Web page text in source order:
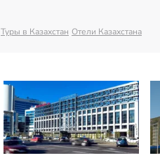
Туры в Казахстан Отели Казахстана